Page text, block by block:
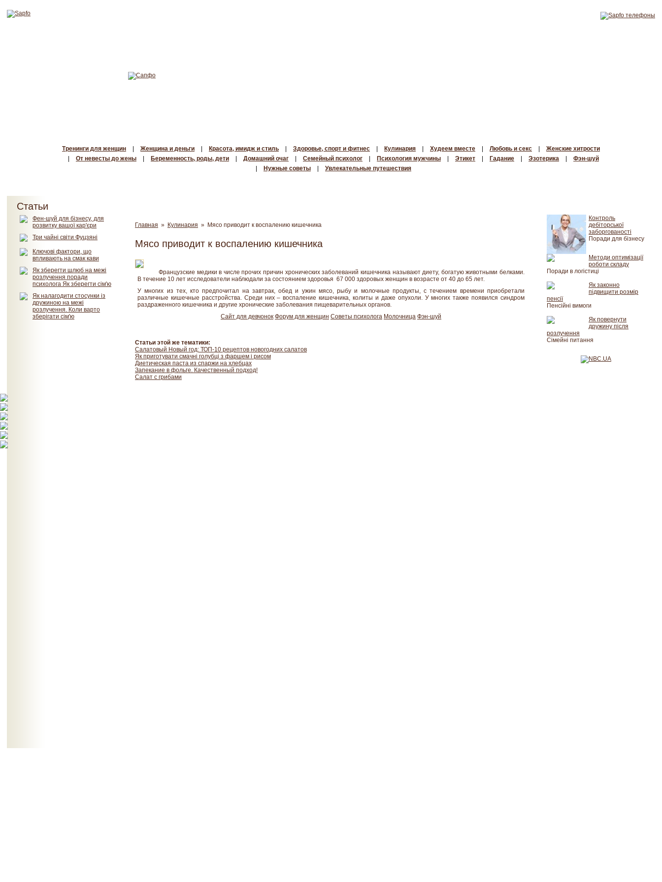
Тренинги для женщин Женщина и деньги Красота, имидж и стиль Здоровье, спорт и фитнес Кулинария Худеем вместе Любовь и секс
Женские хитрости
От невесты до жены Беременность, роды, дети Домашний очаг Семейный психолог Психология мужчины Этикет Гадание Эзотерика
Фэн-шуй
Нужные советы Увлекательные путешествия
Главная » Кулинария » Мясо приводит к воспалению кишечника
Мясо приводит к воспалению кишечника
Французские медики в числе прочих причин хронических заболеваний кишечника называют диету, богатую животными белками.
В течение 10 лет исследователи наблюдали за состоянием здоровья 67 000 здоровых женщин в возрасте от 40 до 65 лет.
У многих из тех, кто предпочитал на завтрак, обед и ужин мясо, рыбу и молочные продукты, с течением времени приобретали
различные кишечные расстройства. Среди них – воспаление кишечника, колиты и даже опухоли. У многих также появился синдром
раздраженного кишечника и другие хронические заболевания пищеварительных органов.
Сайт для девчонок Форум для женщин Советы психолога Молочница Фэн-шуй
Статьи этой же тематики:
Салатовый Новый год: ТОП-10 рецептов новогодних салатов
Як приготувати смачні голубці з фаршем і рисом
Диетическая паста из спаржи на хлебцах
Запекание в фольге. Качественный подход!
Салат с грибами
Статьи
Фен-шуй для бізнесу, для
розвитку вашої кар'єри
Три чайні світи Фуцзяні
Ключові фактори, що
впливають на смак кави
Як зберегти шлюб на межі
розлучення поради
психолога Як зберегти сім'ю
Як налагодити стосунки із
дружиною на межі
розлучення. Коли варто
зберігати сім'ю
Контроль
дебіторської
заборгованості
Поради для бізнесу
Методи оптимізації
роботи складу
Поради в логістиці
Як законно
підвищити розмір
пенсії
Пенсійні вимоги
Як повернути
дружину після
розлучення
Сімейні питання